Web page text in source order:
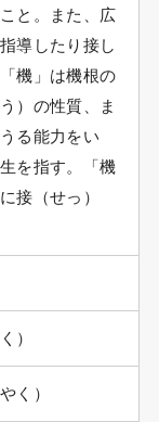
と。また、広
導したり接し
機」は機根の
）の性質、ま
る能力をい
を指す。「機
接（せっ）
）
く）